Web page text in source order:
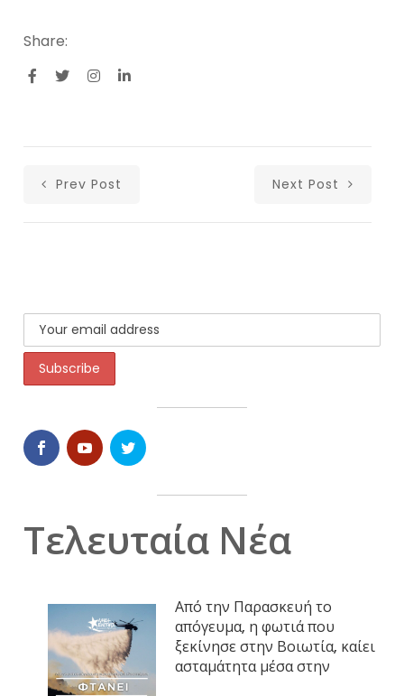
Share:
Prev Post Next Post
Τελευταία Νέα
Από την Παρασκευή το
απόγευμα, η φωτιά που
ξεκίνησε στην Βοιωτία, καίει
ασταμάτητα μέσα στην